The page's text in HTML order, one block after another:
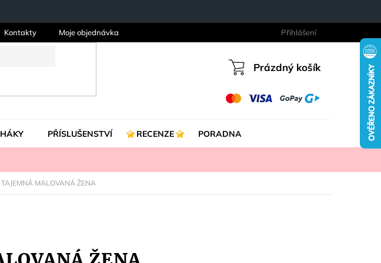
Kontakty Moje objednávka Přihlášení
Nákupní
Prázdný košík
PŘÍSLUŠENSTVÍ RECENZE PORADNA
MALOVANÁ ŽENA